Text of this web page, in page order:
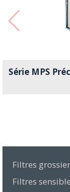
Série MPS
Filtres
Filtres